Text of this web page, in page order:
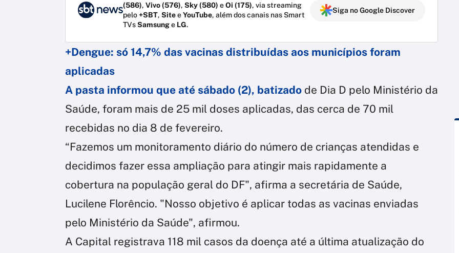
(586), Vivo (576), Sky (580) eOi (175), via streaming
pelo+SBT, SiteeYouTube, além dos canais nas Smart
TVsSamsunge LG.
Siga no Google Discover
+Dengue: só 14,7% das vacinas distribuídas aos municípios foram
aplicadas
A pasta informou que até sábado (2), batizado de Dia D pelo Ministério da
Saúde, foram mais de 25 mil doses aplicadas, das cerca de 70 mil
recebidas no dia 8 de fevereiro.
“Fazemos um monitoramento diário do número de crianças atendidas e
decidimos fazer essa ampliação para atingir mais rapidamente a
cobertura na população geral do DF", afirma a secretária de Saúde,
Lucilene Florêncio. "Nosso objetivo é aplicar todas as vacinas enviadas
pelo Ministério da Saúde", afirmou.
A Capital registrava 118 mil casos da doença até a última atualização do